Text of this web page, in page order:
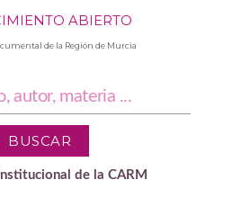
ABIERTO
de la Región de Murcia
de la CARM